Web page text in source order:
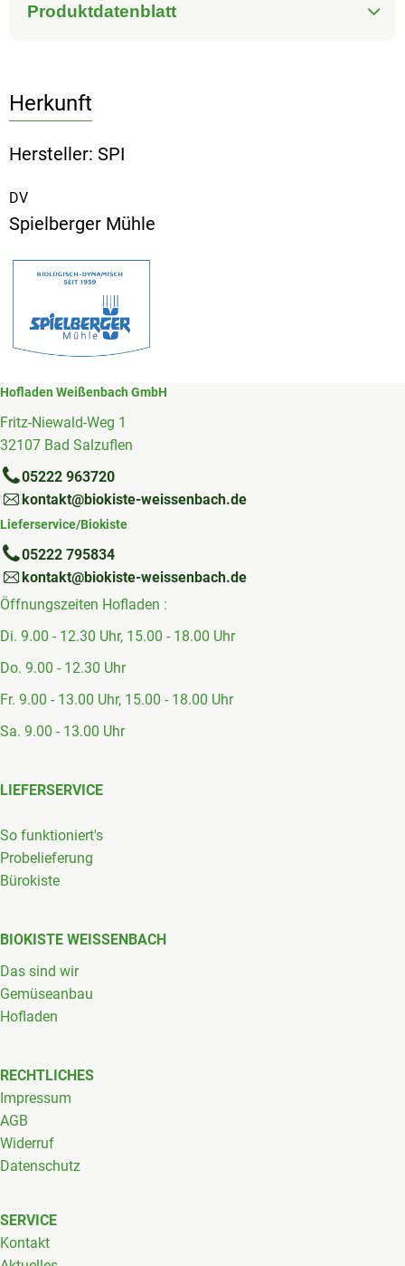
Produktdatenblatt
Herkunft
Hersteller: SPI
DV
Spielberger Mühle
Hofladen Weißenbach GmbH
Fritz-Niewald-Weg 1
32107 Bad Salzuflen
05222 963720
kontakt@biokiste-weissenbach.de
Lieferservice/Biokiste
05222 795834
kontakt@biokiste-weissenbach.de
Öffnungszeiten Hofladen :
Di. 9.00 - 12.30 Uhr, 15.00 - 18.00 Uhr
Do. 9.00 - 12.30 Uhr
Fr. 9.00 - 13.00 Uhr, 15.00 - 18.00 Uhr
Sa. 9.00 - 13.00 Uhr
LIEFERSERVICE
So funktioniert's
Probelieferung
Bürokiste
BIOKISTE WEISSENBACH
Das sind wir
Gemüseanbau
Hofladen
RECHTLICHES
Impressum
AGB
Widerruf
Datenschutz
SERVICE
Kontakt